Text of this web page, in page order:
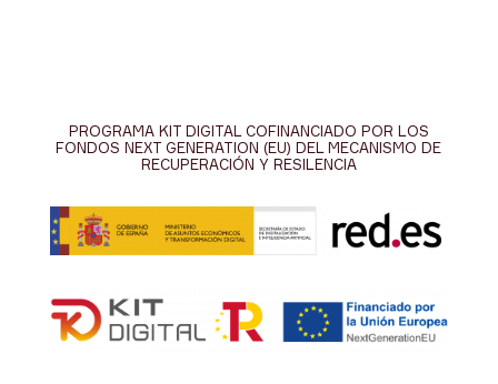
PROGRAMA KIT DIGITAL COFINANCIADO POR LOS
FONDOS NEXT GENERATION (EU) DEL MECANISMO DE
RECUPERACIÓN Y RESILENCIA